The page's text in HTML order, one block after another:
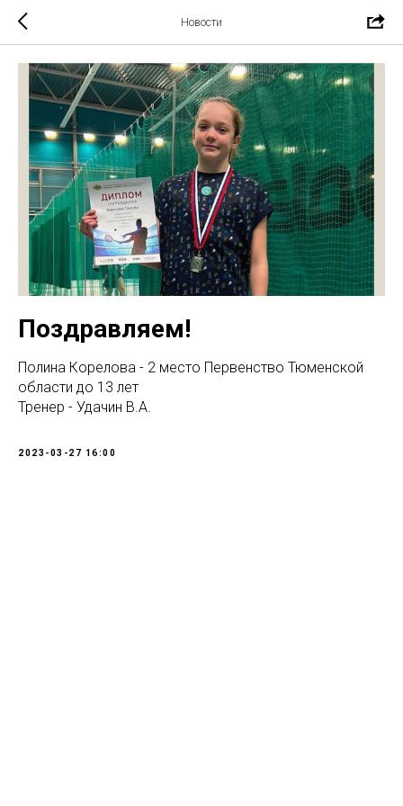
Новости
Поздравляем!
Полина Корелова - 2 место Первенство Тюменской
области до 13 лет
Тренер - Удачин В.А.
2023-03-27 16:00